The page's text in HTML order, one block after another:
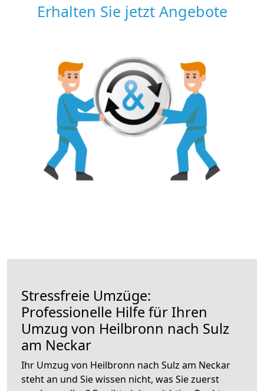
Erhalten Sie jetzt Angebote
Stressfreie Umzüge:
Professionelle Hilfe für Ihren
Umzug von Heilbronn nach Sulz
am Neckar
Ihr Umzug von Heilbronn nach Sulz am Neckar
steht an und Sie wissen nicht, was Sie zuerst